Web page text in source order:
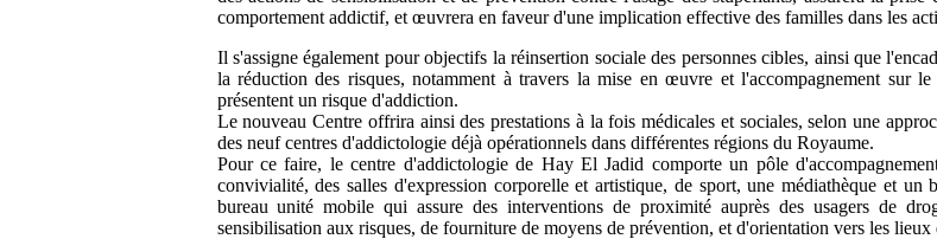
comportement addictif, et œuvrera en faveur d'une implication effective des familles dans les
Il s'assigne également pour objectifs la réinsertion sociale des personnes cibles, ainsi que
la réduction des risques, notamment à travers la mise en œuvre et l'accompagnement sur
présentent un risque d'addiction.
Le nouveau Centre offrira ainsi des prestations à la fois médicales et sociales, selon une
des neuf centres d'addictologie déjà opérationnels dans différentes régions du Royaume.
Pour ce faire, le centre d'addictologie de Hay El Jadid comporte un pôle
convivialité, des salles d'expression corporelle et artistique, de sport, une médiathèque et un
bureau unité mobile qui assure des interventions de proximité auprès des usagers de
sensibilisation aux risques, de fourniture de moyens de prévention, et d'orientation vers les lieux